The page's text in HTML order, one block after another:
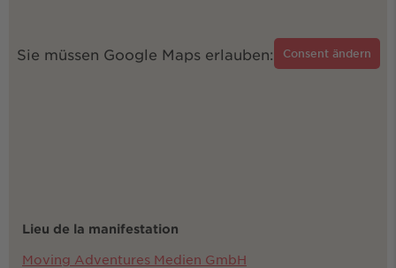
Sie müssen Google Maps erlauben: Consent ändern
Lieu de la manifestation
Moving Adventures Medien GmbH